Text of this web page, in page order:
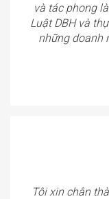
và tác phong
Luật DBH và
những doanh
Tôi xin chân